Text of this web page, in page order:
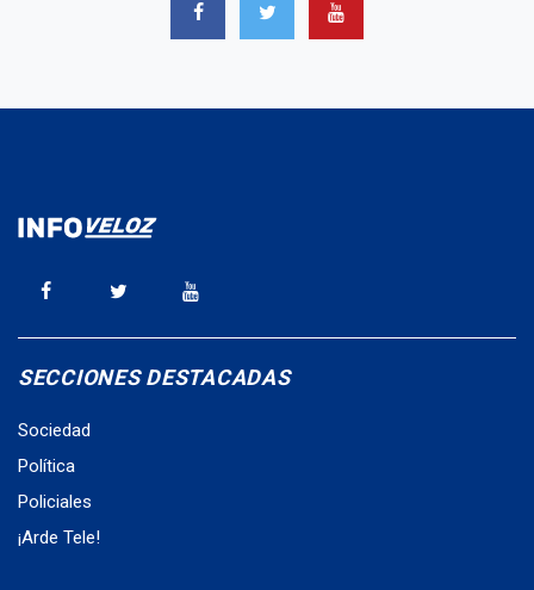
SECCIONES DESTACADAS
Sociedad
Política
Policiales
¡Arde Tele!